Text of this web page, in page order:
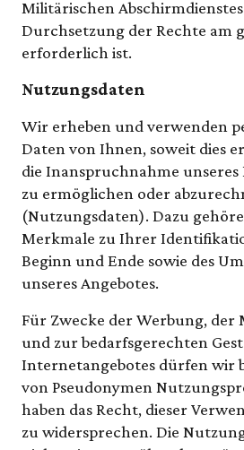
Militärischen
Durchsetzung der Rechte am
erforderlich ist.
Nutzungsdaten
Wir erheben und verwenden
Daten von Ihnen, soweit dies
die Inanspruchnahme
zu ermöglichen oder
(Nutzungsdaten). Dazu
Merkmale zu Ihrer
Beginn und Ende sowie des
unseres Angebotes.
Für Zwecke der Werbung,
und zur bedarfsgerechten
Internetangebotes dürfen wir
von Pseudonymen
haben das Recht, dieser
zu widersprechen. Die